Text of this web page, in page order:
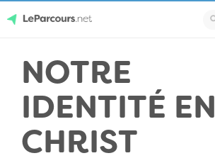
content
LeParcours.net
NOTRE
IDENTITÉ EN
CHRIST